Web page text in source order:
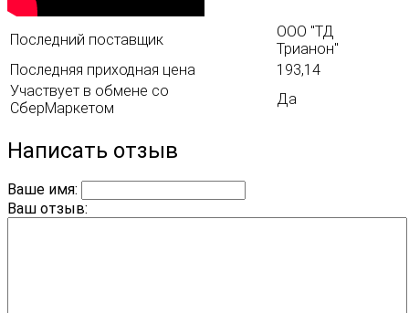
Последний поставщик
ООО "ТД
Трианон"
Последняя приходная цена
193,14
Участвует в обмене со
СберМаркетом
Да
Написать отзыв
Ваше имя:
Ваш отзыв: